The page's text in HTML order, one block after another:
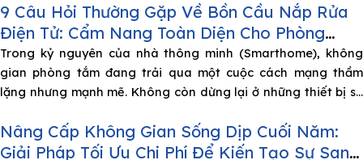
tắm đẳng cấp châu Âu và nhận
9 Câu Hỏi Thường Gặp Về Bồn Cầu Nắp Rửa
Điện Tử: Cẩm Nang Toàn Diện Cho Phòng
Tắm Hiện Đại
Trong kỷ nguyên của nhà thông minh (Smarthome), không
gian phòng tắm đang trải qua một cuộc cách mạng thầm
lặng nhưng mạnh mẽ. Không còn dừng lại ở những thiết bị sứ
tâm đến nắp rửa điện tử (Electronic Bidet) – một
Nâng Cấp Không Gian Sống Dịp Cuối Năm:
Giải Pháp Tối Ưu Chi Phí Để Kiến Tạo Sự Sang